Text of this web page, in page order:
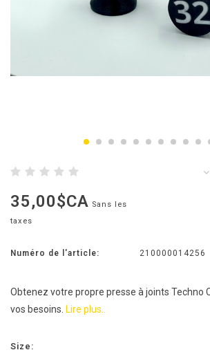
35,00$CA Sans les
taxes
Numéro de l'article: 210000014256
Obtenez votre propre presse à joints Techno
vos besoins. Lire plus..
Size: